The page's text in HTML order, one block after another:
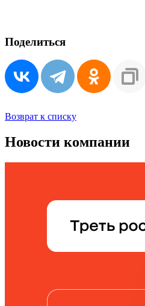
Поделиться
Возврат к списку
Новости компании